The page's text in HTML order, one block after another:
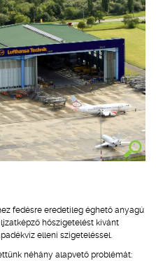
fedésre eredetileg éghető anyagú
hőszigetelést kívánt
elleni szigeteléssel.
néhány alapvető problémát: